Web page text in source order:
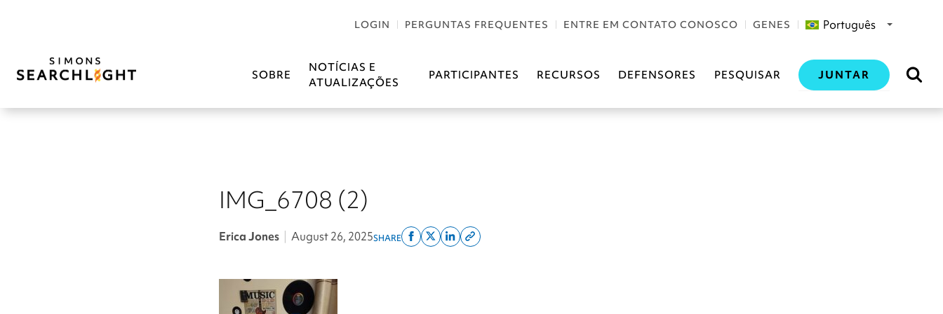
LOGIN PERGUNTAS FREQUENTES ENTRE EM CONTATO CONOSCO GENES Português
SOBRE
NOTÍCIAS E
ATUALIZAÇÕES
PARTICIPANTES RECURSOS DEFENSORES PESQUISAR JUNTAR
IMG_6708 (2)
Erica Jones August 26, 2025SHARE
ShareShareShareCopy